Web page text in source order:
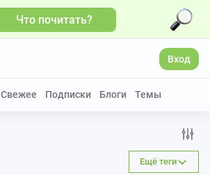
Что почитать?
Вход
Свежее Подписки Блоги Темы
Ещё теги
Больше видео